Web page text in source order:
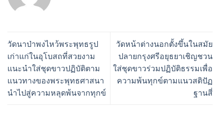
วัดนาป่าพงไหว้พระพุทธรูป
เก่าแก่ในอุโบสถที่สวยงาม
แนะนำใส่ชุดขาวปฏิบัติตาม
แนวทางของพระพุทธศาสนา
นำไปสู่ความหลุดพ้นจากทุกข์
วัดหน้าต่างนอกตั้งขึ้นในสมัย
ปลายกรุงศรีอยุธยาเชิญชวน
ใส่ชุดขาวร่วมปฏิบัติธรรมเพื่อ
ความพ้นทุกข์ตามแนวสติปัฏ
ฐานสี่